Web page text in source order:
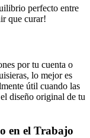
perfecto entre
que curar!
por tu cuenta o
lo mejor es
útil cuando las
diseño original de tu
en el Trabajo